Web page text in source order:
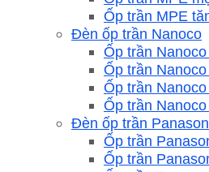
Ốp trần MPE
Đèn ốp trần Nanoco
Ốp trần
Ốp trần
Ốp trần
Ốp trần
Đèn ốp trần
Ốp trần
Ốp trần